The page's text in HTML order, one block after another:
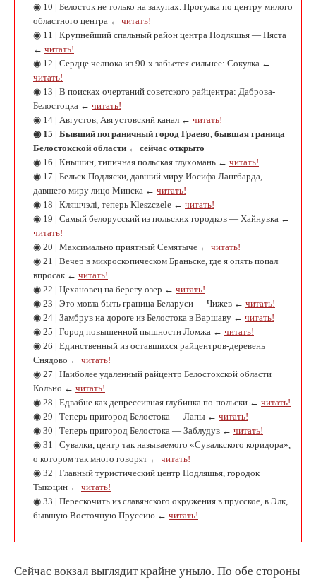
◉ 10 | Белосток не только на закупах. Прогулка по центру милого
областного центра ← читать!
◉ 11 | Крупнейший спальный район центра Подляшья — Пяста
← читать!
◉ 12 | Сердце челнока из 90-х забьется сильнее: Сокулка ←
читать!
◉ 13 | В поисках очертаний советского райцентра: Даброва-
Белостоцка ← читать!
◉ 14 | Августов, Августовский канал ← читать!
◉ 15 | Бывший пограничный город Граево, бывшая граница
Белостокской области ← сейчас открыто
◉ 16 | Кнышин, типичная польская глухомань ← читать!
◉ 17 | Бельск-Подляски, давший миру Иосифа Лангбарда,
давшего миру лицо Минска ← читать!
◉ 18 | Кляшчэлi, теперь Kleszczele ← читать!
◉ 19 | Самый белорусский из польских городков — Хайнувка ←
читать!
◉ 20 | Максимально приятный Семятыче ← читать!
◉ 21 | Вечер в микроскопическом Браньске, где я опять попал
впросак ← читать!
◉ 22 | Цехановец на берегу озер ← читать!
◉ 23 | Это могла быть граница Беларуси — Чижев ← читать!
◉ 24 | Замбрув на дороге из Белостока в Варшаву ← читать!
◉ 25 | Город повышенной пышности Ломжа ← читать!
◉ 26 | Единственный из оставшихся райцентров-деревень
Снядово ← читать!
◉ 27 | Наиболее удаленный райцентр Белостокской области
Кольно ← читать!
◉ 28 | Едвабне как депрессивная глубинка по-польски ← читать!
◉ 29 | Теперь пригород Белостока — Лапы ← читать!
◉ 30 | Теперь пригород Белостока — Заблудув ← читать!
◉ 31 | Сувалки, центр так называемого «Сувалкского коридора»,
о котором так много говорят ← читать!
◉ 32 | Главный туристический центр Подляшья, городок
Тыкоцин ← читать!
◉ 33 | Перескочить из славянского окружения в прусское, в Элк,
бывшую Восточную Пруссию ← читать!
Сейчас вокзал выглядит крайне уныло. По обе стороны